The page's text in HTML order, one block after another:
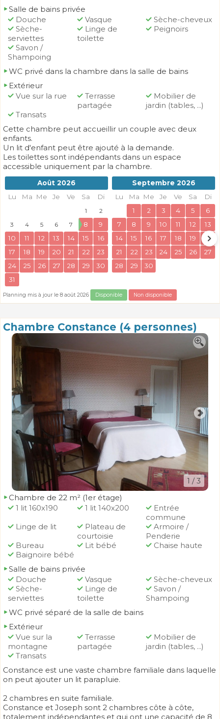
Salle de bains privée
Douche
Vasque
Sèche-cheveux
Sèche-
serviettes
Linge de
toilette
Peignoirs
Savon /
Shampoing
WC privé dans la chambre dans la salle de bains
Extérieur
Vue sur la rue
Terrasse
partagée
Mobilier de
jardin (tables, ...)
Transats
Cette chambre peut accueillir un couple avec deux
enfants.
Un lit d'enfant peut être ajouté à la demande.
Les toilettes sont indépendants dans un espace
accessible uniquement par la chambre.
Août 2026
Lu
Ma Me Je Ve Sa Di
1
2
3
4 5 6 7 8
9
10
11 12 13 14 15
16
17
18 19 20 21 22
23
24
25 26 27 28 29
30
31
Septembre 2026
Lu
Ma Me Je Ve Sa
Di
1
2 3 4 5
6
7
8 9 10 11 12
13
14
15 16 17 18 19
20
21
22 23 24 25 26
27
28
29 30
Planning mis à jour le 8 août 2026 Disponible Non disponible
Chambre Constance (4 personnes)
1 / 3
Chambre de 22 m² (1er étage)
1 lit 160x190
1 lit 140x200
Entrée
commune
Linge de lit
Plateau de
courtoisie
Armoire /
Penderie
Bureau
Lit bébé
Chaise haute
Baignoire bébé
Salle de bains privée
Douche
Vasque
Sèche-cheveux
Sèche-
serviettes
Linge de
toilette
Savon /
Shampoing
WC privé séparé de la salle de bains
Extérieur
Vue sur la
montagne
Terrasse
partagée
Mobilier de
jardin (tables, ...)
Transats
Constance est une vaste chambre familiale dans laquelle
on peut ajouter un lit parapluie.
2 chambres en suite familiale.
Constance et Joseph sont 2 chambres côte à côte,
totalement indépendantes et qui ont une capacité de 8